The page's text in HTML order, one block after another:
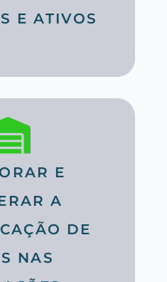
E ATIVOS
E
A
DE
NAS